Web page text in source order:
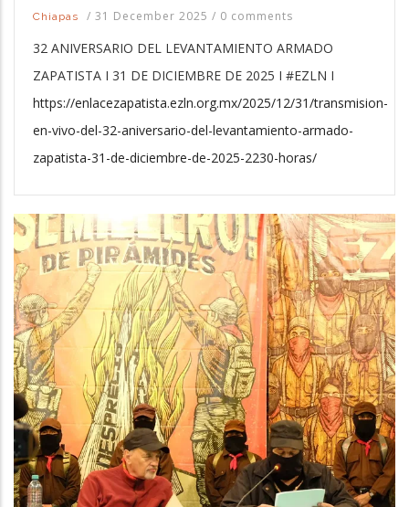
Chiapas / 31 December 2025 / 0 comments
32 ANIVERSARIO DEL LEVANTAMIENTO ARMADO
ZAPATISTA I 31 DE DICIEMBRE DE 2025 I #EZLN I
https://enlacezapatista.ezln.org.mx/2025/12/31/transmision-
en-vivo-del-32-aniversario-del-levantamiento-armado-
zapatista-31-de-diciembre-de-2025-2230-horas/